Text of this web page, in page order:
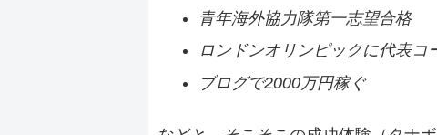
青年海外協力隊第一志望合格
ロンドンオリンピックに代表コ
ブログで2000万円稼ぐ